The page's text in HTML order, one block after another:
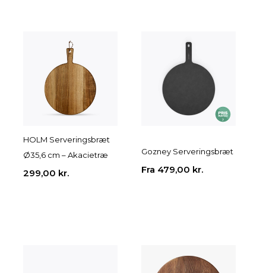
HOLM Serveringsbræt
Ø35,6 cm – Akacietræ
299,00 kr.
Gozney Serveringsbræt
Fra 479,00 kr.